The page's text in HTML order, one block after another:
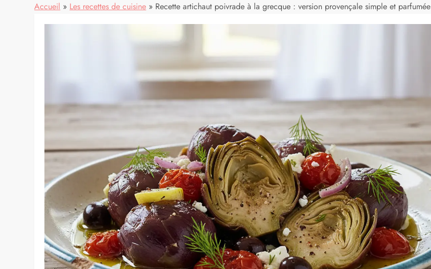
Accueil » Les recettes de cuisine » Recette artichaut poivrade à la grecque : version provençale simple et parfumée